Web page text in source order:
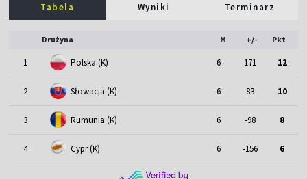
Tabela Wyniki Terminarz
Drużyna M +/- Pkt
1 Polska (K) 6 171 12
2 Słowacja (K) 6 83 10
3 Rumunia (K) 6 -98 8
4 Cypr (K) 6 -156 6